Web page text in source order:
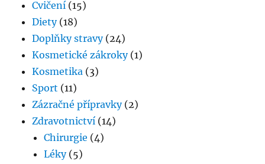
Cvičení (15)
Diety(18)
Doplňky stravy(24)
Kosmetické zákroky(1)
Kosmetika (3)
Sport (11)
Zázračné přípravky(2)
Zdravotnictví (14)
Chirurgie (4)
Léky(5)